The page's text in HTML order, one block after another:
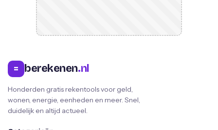
= berekenen.nl
Honderden gratis rekentools voor geld,
wonen, energie, eenheden en meer. Snel,
duidelijk en altijd actueel.